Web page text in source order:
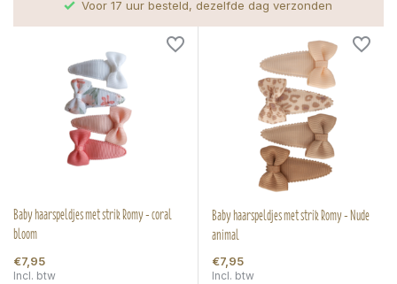
Voor 17 uur besteld, dezelfde dag verzonden
Baby haarspeldjes met strik Romy - coral
bloom
€7,95
Incl. btw
Baby haarspeldjes met strik Romy - Nude
animal
€7,95
Incl. btw